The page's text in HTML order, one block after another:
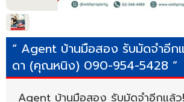
“ Agent บ้านมือสอง รับมัดจำอี
ดา (คุณหนิง) 090-954-5428 ”
Agent บ้านมือสอง รับมัดจำอีกแล้ว